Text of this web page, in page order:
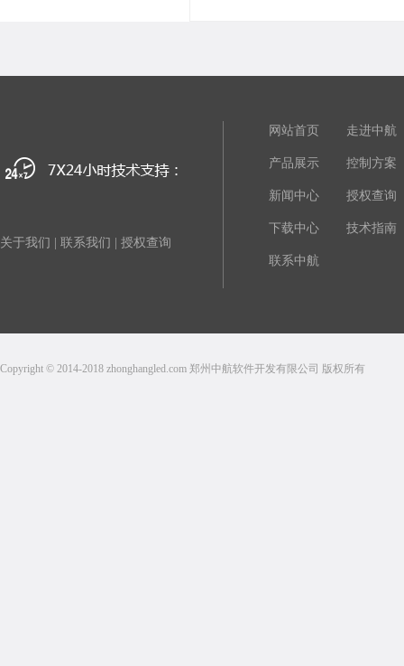
关于我们 联系我们 授权查询
网站首页 走进中航
产品展示 控制方案
新闻中心 授权查询
下载中心 技术指南
联系中航
Copyright © 2014-2018 zhonghangled.com 郑州中航软件开发有限公司 版权所有